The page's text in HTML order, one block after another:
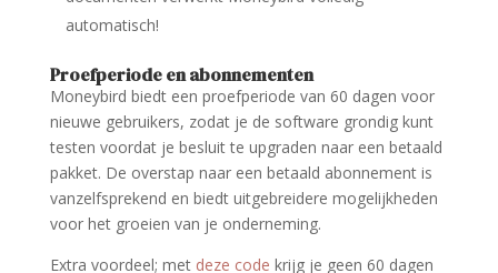
automatisch!
Proefperiode en abonnementen
Moneybird biedt een proefperiode van 60 dagen voor
nieuwe gebruikers, zodat je de software grondig kunt
testen voordat je besluit te upgraden naar een betaald
pakket. De overstap naar een betaald abonnement is
vanzelfsprekend en biedt uitgebreidere mogelijkheden
voor het groeien van je onderneming.
Extra voordeel; met deze code krijg je geen 60 dagen